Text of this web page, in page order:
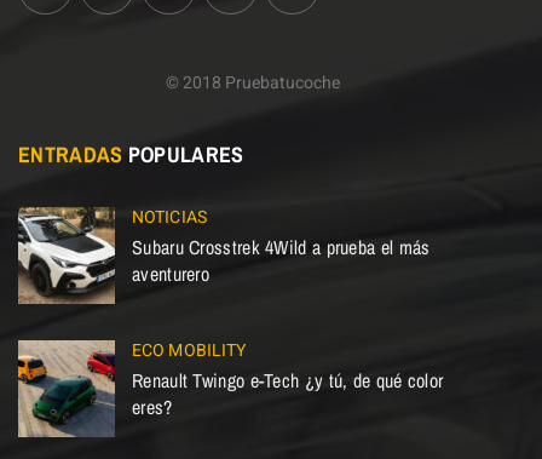
© 2018 Pruebatucoche
ENTRADAS POPULARES
NOTICIAS
Subaru Crosstrek 4Wild a prueba el más
aventurero
ECO MOBILITY
Renault Twingo e-Tech ¿y tú, de qué color
eres?